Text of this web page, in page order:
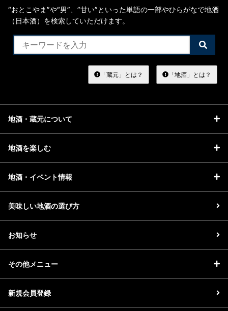
“おとこやま”や“男”、”甘い”といった単語の一部やひらがなで地酒
（日本酒）を検索していただけます。
検
索
る
「蔵元」とは？ 「地酒」とは？
地酒・蔵元について
地酒を楽しむ
地酒・イベント情報
美味しい地酒の選び方
お知らせ
その他メニュー
新規会員登録